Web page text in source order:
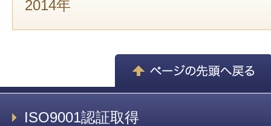
2014年
ISO9001認証取得